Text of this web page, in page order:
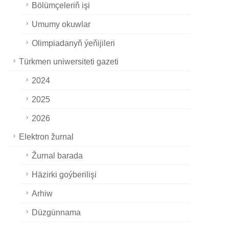
Bölümçeleriň işi
Umumy okuwlar
Olimpiadanyň ýeňijileri
Türkmen uniwersiteti gazeti
2024
2025
2026
Elektron žurnal
Žurnal barada
Häzirki goýberilişi
Arhiw
Düzgünnama